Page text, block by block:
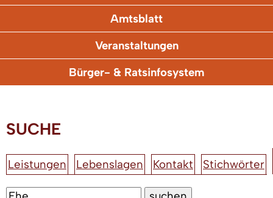
Amtsblatt
Veranstaltungen
Bürger- & Ratsinfosystem
SUCHE
Leistungen Lebenslagen Kontakt Stichwörter